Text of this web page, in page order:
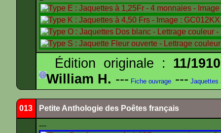
Édition originale : 11/1910
William H. --- Fiche ouvrage --- Jaquettes
013 Petite Anthologie des Poêtes français
---